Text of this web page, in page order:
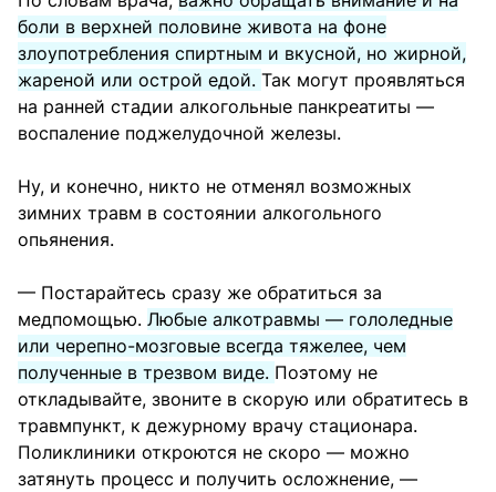
боли в верхней половине живота на фоне
злоупотребления спиртным и вкусной, но жирной,
жареной или острой едой. Так могут проявляться
на ранней стадии алкогольные панкреатиты —
воспаление поджелудочной железы.
Ну, и конечно, никто не отменял возможных
зимних травм в состоянии алкогольного
опьянения.
— Постарайтесь сразу же обратиться за
медпомощью. Любые алкотравмы — гололедные
или черепно-мозговые всегда тяжелее, чем
полученные в трезвом виде. Поэтому не
откладывайте, звоните в скорую или обратитесь в
травмпункт, к дежурному врачу стационара.
Поликлиники откроются не скоро — можно
затянуть процесс и получить осложнение, —